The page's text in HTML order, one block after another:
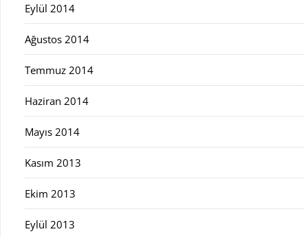
Eylül 2014
Ağustos 2014
Temmuz 2014
Haziran 2014
Mayıs 2014
Kasım 2013
Ekim 2013
Eylül 2013